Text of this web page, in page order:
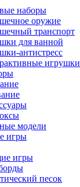
наборы
оружие
транспорт
для ванной
антистресс
игрушки
модели
игры
игры
песок